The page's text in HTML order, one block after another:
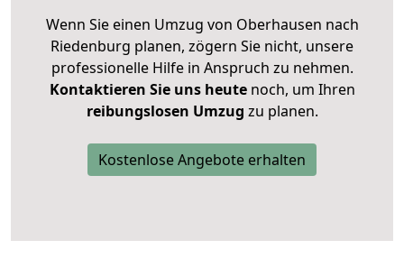
Wenn Sie einen Umzug von Oberhausen nach
Riedenburg planen, zögern Sie nicht, unsere
professionelle Hilfe in Anspruch zu nehmen.
Kontaktieren Sie uns heutenoch, um Ihren
reibungslosen Umzug zu planen.
Kostenlose Angebote erhalten